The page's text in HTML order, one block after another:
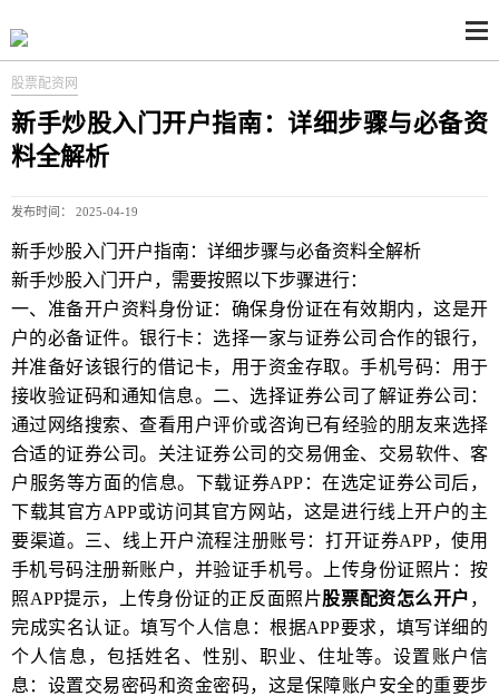
股票配资网
新手炒股入门开户指南：详细步骤与必备资
料全解析
发布时间： 2025-04-19
新手炒股入门开户指南：详细步骤与必备资料全解析
新手炒股入门开户，需要按照以下步骤进行：
一、准备开户资料身份证：确保身份证在有效期内，这是开
户的必备证件。银行卡：选择一家与证券公司合作的银行，
并准备好该银行的借记卡，用于资金存取。手机号码：用于
接收验证码和通知信息。二、选择证券公司了解证券公司：
通过网络搜索、查看用户评价或咨询已有经验的朋友来选择
合适的证券公司。关注证券公司的交易佣金、交易软件、客
户服务等方面的信息。下载证券APP：在选定证券公司后，
下载其官方APP或访问其官方网站，这是进行线上开户的主
要渠道。三、线上开户流程注册账号：打开证券APP，使用
手机号码注册新账户，并验证手机号。上传身份证照片：按
照APP提示，上传身份证的正反面照片股票配资怎么开户 ，
完成实名认证。填写个人信息：根据APP要求，填写详细的
个人信息，包括姓名、性别、职业、住址等。设置账户信
息：设置交易密码和资金密码，这是保障账户安全的重要步